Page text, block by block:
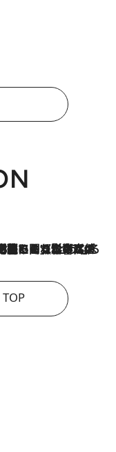
る」ホルムズ海峡封鎖による影響はいつまで続く？《エネルギー専門家に聞く“どうなる日本の暮らし”》